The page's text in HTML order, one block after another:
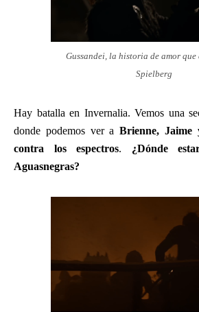
Gussandei, la historia de amor que
Spielberg
Hay batalla en Invernalia. Vemos una
donde podemos ver a Brienne, Jaime
contra los espectros. ¿Dónde
Aguasnegras?